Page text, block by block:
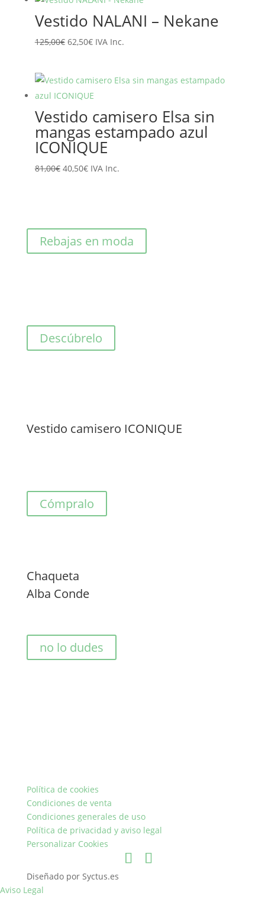
era:
89,10€.
es:
71,28€.
Vestido NALANI – Nekane
125,00€ El
era:
125,00€.
62,50€El
es:
62,50€.
IVA Inc.
Vestido camisero Elsa sin
mangas estampado azul
ICONIQUE
81,00€ El
81,00€.
40,50€El
40,50€.
IVA Inc.
Rebajas en moda
Descúbrelo
Vestido camisero ICONIQUE
Cómpralo
Chaqueta
Alba Conde
no lo dudes
Política de cookies
Condiciones de venta
Condiciones generales de uso
Política de privacidad y aviso legal
Personalizar Cookies
Diseñado por Syctus.es
Aviso Legal